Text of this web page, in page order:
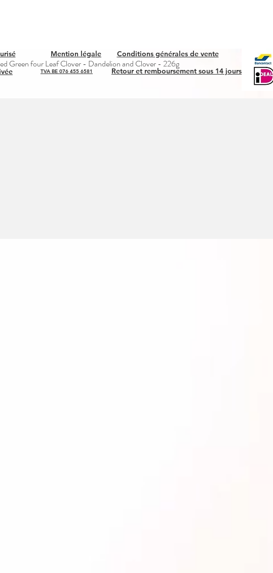
Aperçu rapide
Green four Leaf Clover - Dandelion and Clover - 226g
Mention légale
Conditions générales de vente
Retour et remboursement sous 14 jours
TVA BE 076 455 6581